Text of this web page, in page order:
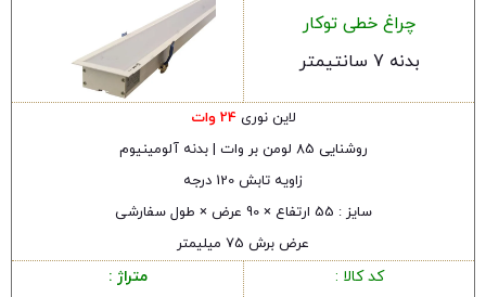
چراغ خطی توکار
بدنه 7 سانتیمتر
لاین نوری24 وات
روشنایی 85 لومن بر وات | بدنه آلومینیوم
زاویه تابش 120 درجه
سایز : 55 ارتفاع × 90 عرض × طول سفارشی
عرض برش 75 میلیمتر
کد کالا :
متراژ :